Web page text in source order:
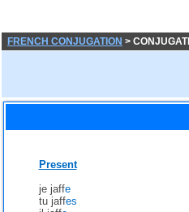
FRENCH CONJUGATION >
Present
je jaffe
tu jaffes